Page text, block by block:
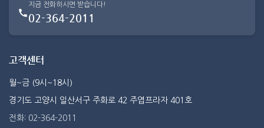
지금 전화하시면 받습니다!
02-364-2011
고객센터
월~금 (9시~18시)
경기도 고양시 일산서구 주화로 42 주엽프라자 401호
전화: 02-364-2011